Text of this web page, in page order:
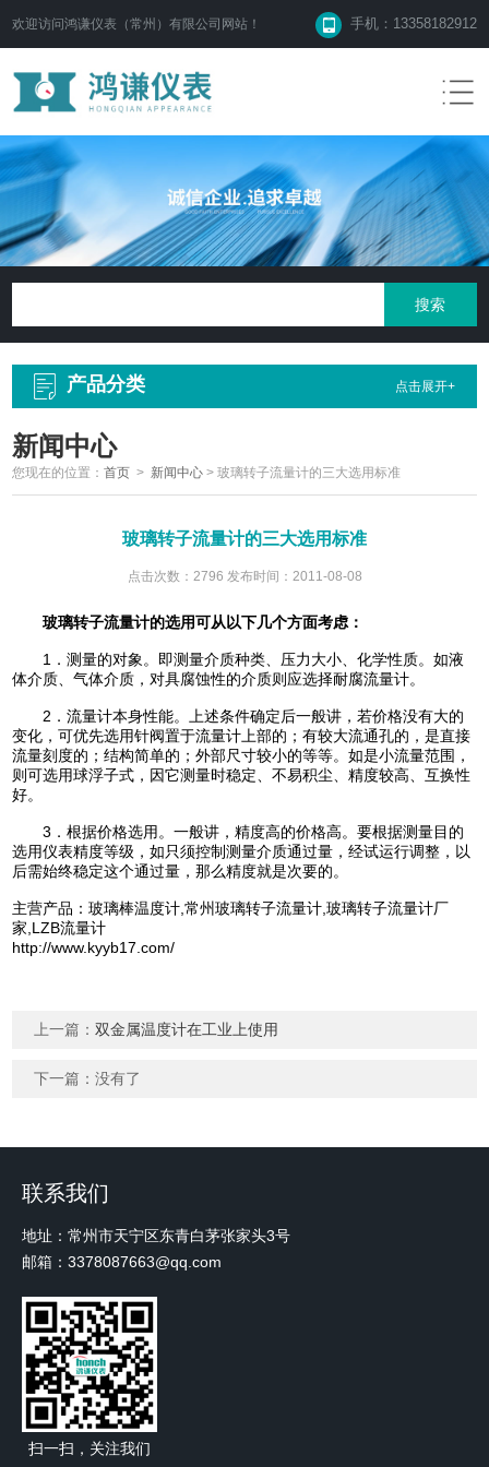
欢迎访问鸿谦仪表（常州）有限公司网站！ 手机：13358182912
产品分类 点击展开+
新闻中心
您现在的位置：首页 > 新闻中心 >玻璃转子流量计的三大选用标准
玻璃转子流量计的三大选用标准
点击次数：2796 发布时间：2011-08-08
玻璃转子流量计的选用可从以下几个方面考虑：
1．测量的对象。即测量介质种类、压力大小、化学性质。如液
体介质、气体介质，对具腐蚀性的介质则应选择耐腐流量计。
2．流量计本身性能。上述条件确定后一般讲，若价格没有大的
变化，可优先选用针阀置于流量计上部的；有较大流通孔的，是直接
流量刻度的；结构简单的；外部尺寸较小的等等。如是小流量范围，
则可选用球浮子式，因它测量时稳定、不易积尘、精度较高、互换性
好。
3．根据价格选用。一般讲，精度高的价格高。要根据测量目的
选用仪表精度等级，如只须控制测量介质通过量，经试运行调整，以
后需始终稳定这个通过量，那么精度就是次要的。
主营产品：玻璃棒温度计 ,常州玻璃转子流量计 ,玻璃转子流量计厂
家 LZB流量计
http://www.kyyb17.com/
上一篇：双金属温度计在工业上使用
下一篇：没有了
联系我们
地址：常州市天宁区东青白茅张家头3号
邮箱：3378087663@qq.com
扫一扫，关注我们